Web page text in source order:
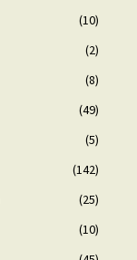
(10)
(2)
(8)
(49)
(5)
(142)
(25)
(10)